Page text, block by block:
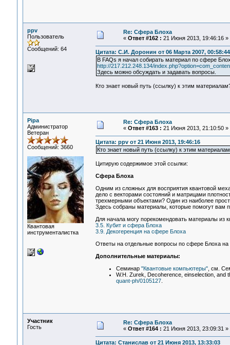
ppv
Пользователь
Сообщений: 64
Re: Сфера Блоха
« Ответ #162 : 21 Июня 2013, 19:46:16 »
Цитата: С.И. Доронин от 06 Марта 2007, 00:58:44
В FAQs я начал собирать материал по сфере
http://217.212.248.134/
Здесь можно обсуждать и задавать вопросы.
Кто знает новый путь (ссылку) к этим
Pipa
Администратор
Ветеран
Сообщений: 3660
Квантовая
инструменталистка
Re: Сфера Блоха
« Ответ #163 : 21 Июня 2013, 21:10:50 »
Цитата: ppv от 21 Июня 2013, 19:46:16
Кто знает новый путь (ссылку) к этим
Цитирую содержимое этой ссылки:
Сфера Блоха
Одним из сложных для восприятия квантовой
дело с векторами состояний и матрицами
трехмерными объектами? Один из наиболее
Здесь собраны материалы, которые помогут вам
Для начала могу порекомендовать материалы из
3.5. Кубит и сфера Блоха
3.9. Декогеренция на сфере Блоха
Ответы на отдельные вопросы по сфере Блоха
Дополнительные материалы:
Семинар "Квантовые компьютеры", см.
W.H. Zurek, Decoherence, einselection,
quant-ph/0105127.
Участник
Гость
Re: Сфера Блоха
« Ответ #164 : 21 Июня 2013, 23:09:31 »
Цитата: Станислав от 21 Июня 2013, 13:33:03